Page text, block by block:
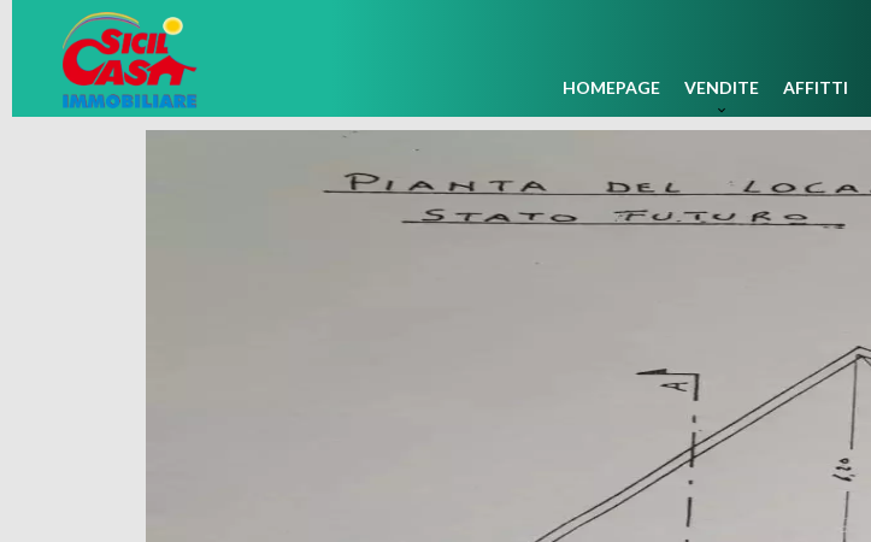
HOMEPAGE VENDITE AFFITTI